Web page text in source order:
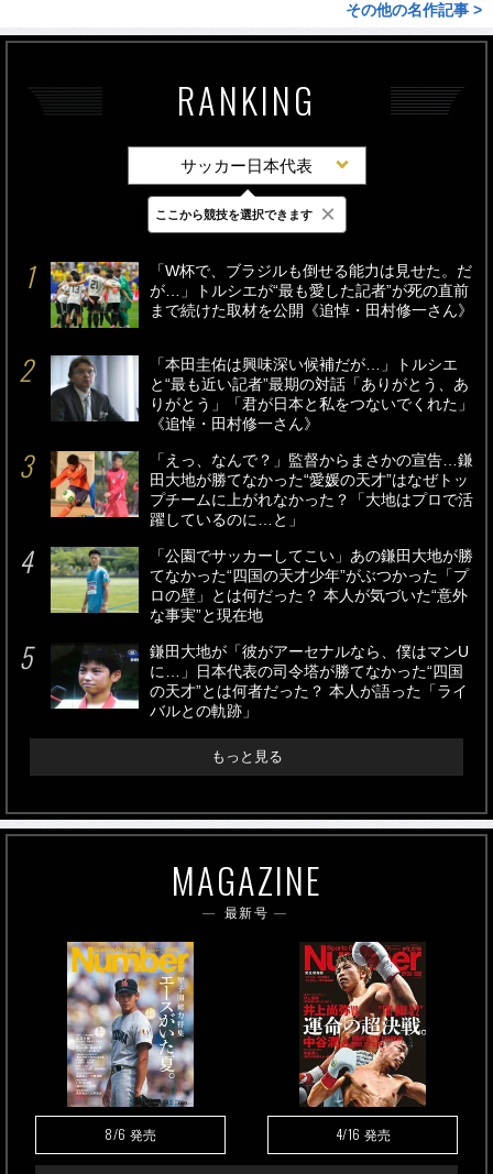
その他の名作記事 >
RANKING
サッカー日本代表
最新 24時間 週間
「W杯で、ブラジルも倒せる能力は見せた。だ
が…」トルシエが“最も愛した記者”が死の直前
まで続けた取材を公開《追悼・田村修一さん》
「本田圭佑は興味深い候補だが…」トルシエ
と“最も近い記者”最期の対話「ありがとう、あ
りがとう」「君が日本と私をつないでくれた」
《追悼・田村修一さん》
「えっ、なんで？」監督からまさかの宣告…鎌
田大地が勝てなかった“愛媛の天才”はなぜトッ
プチームに上がれなかった？「大地はプロで活
躍しているのに…と」
「公園でサッカーしてこい」あの鎌田大地が勝
てなかった“四国の天才少年”がぶつかった「プ
ロの壁」とは何だった？ 本人が気づいた“意外
な事実”と現在地
鎌田大地が「彼がアーセナルなら、僕はマンU
に…」日本代表の司令塔が勝てなかった“四国
の天才”とは何者だった？ 本人が語った「ライ
バルとの軌跡」
もっと見る
MAGAZINE
最新号
8/6 発売 4/16 発売
ここから競技を選択できます ×